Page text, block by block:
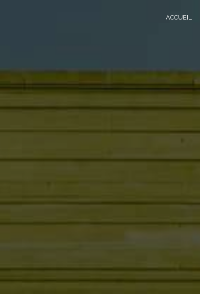
ACCUEIL